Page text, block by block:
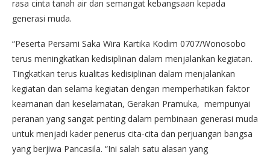
rasa cinta tanah air dan semangat kebangsaan kepada
generasi muda.
“Peserta Persami Saka Wira Kartika Kodim 0707/Wonosobo
terus meningkatkan kedisiplinan dalam menjalankan kegiatan.
Tingkatkan terus kualitas kedisiplinan dalam menjalankan
kegiatan dan selama kegiatan dengan memperhatikan faktor
keamanan dan keselamatan, Gerakan Pramuka, mempunyai
peranan yang sangat penting dalam pembinaan generasi muda
untuk menjadi kader penerus cita-cita dan perjuangan bangsa
yang berjiwa Pancasila. “Ini salah satu alasan yang